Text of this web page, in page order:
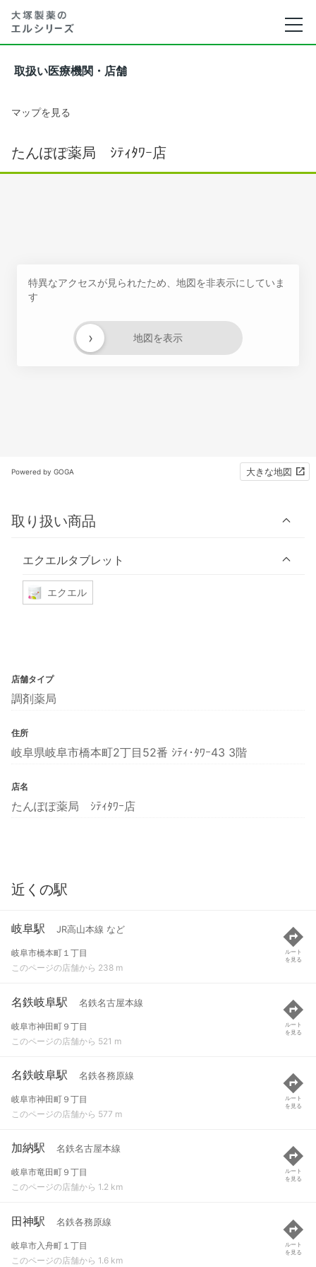
取扱い医療機関・店舗
マップを見る
たんぽぽ薬局 ｼﾃｨﾀﾜｰ店
特異なアクセスが見られたため、地図を非表示にしていま
す
地図を表示
›
Powered by GOGA 大きな地図
取り扱い商品
エクエルタブレット
エクエル
店舗タイプ
調剤薬局
住所
岐阜県岐阜市橋本町2丁目52番 ｼﾃｨ･ﾀﾜｰ43 3階
店名
たんぽぽ薬局 ｼﾃｨﾀﾜｰ店
近くの駅
岐阜駅 JR高山本線 など
岐阜市橋本町１丁目
このページの店舗から 238 m
ルート
を見る
名鉄岐阜駅 名鉄名古屋本線
岐阜市神田町９丁目
このページの店舗から 521 m
ルート
を見る
名鉄岐阜駅 名鉄各務原線
岐阜市神田町９丁目
このページの店舗から 577 m
ルート
を見る
加納駅 名鉄名古屋本線
岐阜市竜田町９丁目
このページの店舗から 1.2 km
ルート
を見る
田神駅 名鉄各務原線
岐阜市入舟町１丁目
このページの店舗から 1.6 km
ルート
を見る